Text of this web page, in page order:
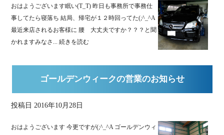
おはようございます眠い(T_T) 昨日も事務所で事務仕
事してたら寝落ち 結局、帰宅が１２時回ってた(;^_^A
最近来店されるお客様に 腰 大丈夫ですか？？？と聞
かれますみなさ...続きを読む
ゴールデンウィークの営業のお知らせ
投稿日 2016年10月28日
おはようございます 今更ですが(;^_^A ゴールデンウィ